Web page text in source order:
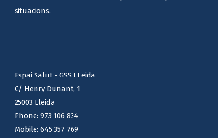
el dia a dia de les dones que viuen aquestes
Espai Salut - GSS LLeida
C/ Henry Dunant, 1
25003 Lleida
Phone: 973 106 834